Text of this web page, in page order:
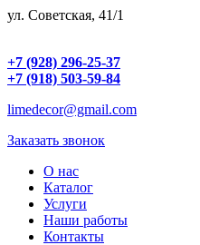
ул. Советская, 41/1
+7 (928) 296-25-37
+7 (918) 503-59-84
limedecor@gmail.com
Заказать звонок
О нас
Каталог
Услуги
Наши работы
Контакты